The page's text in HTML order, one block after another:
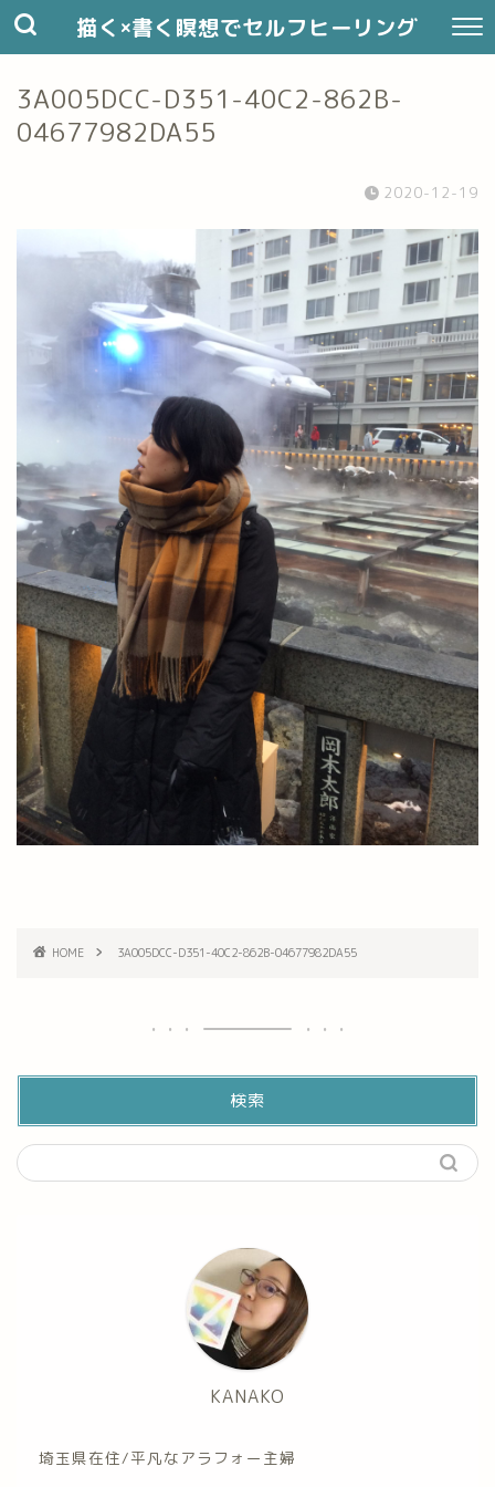
描く×書く瞑想でセルフヒーリング
3A005DCC-D351-40C2-862B-
04677982DA55
2020-12-19
HOME 3A005DCC-D351-40C2-862B-04677982DA55
検索
KANAKO
埼玉県在住/平凡なアラフォー主婦